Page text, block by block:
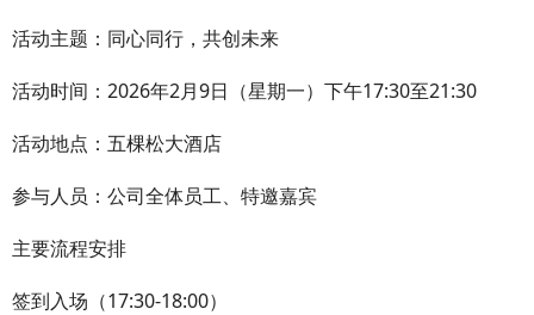
活动主题：同心同行，共创未来
活动时间：2026年2月9日（星期一）下午17:30至21:30
活动地点：五棵松大酒店
参与人员：公司全体员工、特邀嘉宾
主要流程安排
签到入场（17:30-18:00）